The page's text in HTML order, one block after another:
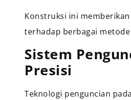
Konstruksi ini
terhadap berbagai
Sistem
Presisi
Teknologi penguncian